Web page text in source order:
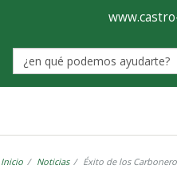
de
Castro-
Inicio Noticias Éxito de los